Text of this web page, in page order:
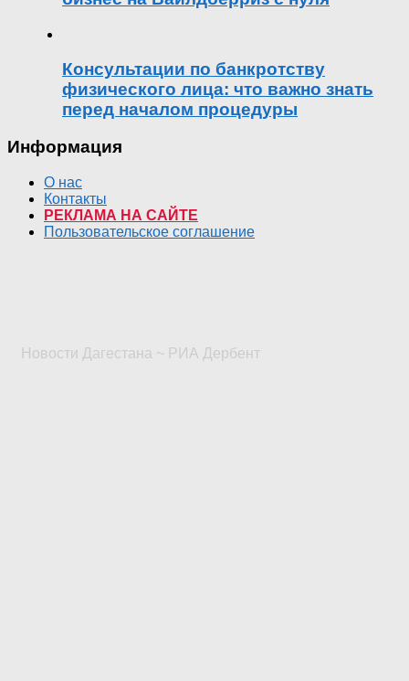
Консультации по банкротству
физического лица: что важно знать
перед началом процедуры
Информация
О нас
Контакты
РЕКЛАМА НА САЙТЕ
Пользовательское соглашение
Новости Дагестана ~ РИА Дербент